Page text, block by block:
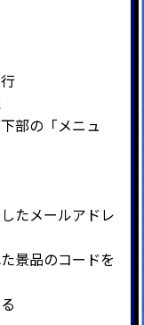
部の「メニュ
たメールアドレ
景品のコードを